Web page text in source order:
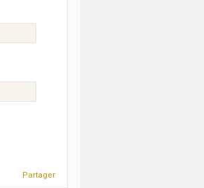
Partager